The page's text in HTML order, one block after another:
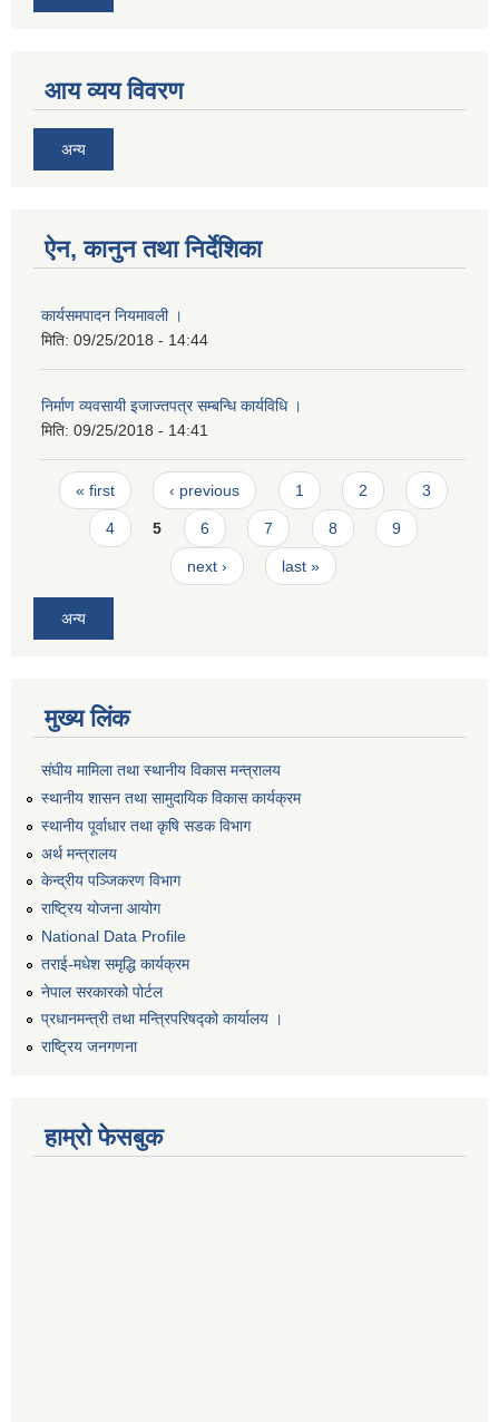
आय व्यय विवरण
अन्य
ऐन, कानुन तथा निर्देशिका
कार्यसमपादन नियमावली ।
मिति: 09/25/2018 - 14:44
निर्माण व्यवसायी इजाज्तपत्र सम्बन्धि कार्यविधि ।
मिति: 09/25/2018 - 14:41
Pages
« first ‹ previous 1 2 3
4 5 6 7 8 9
next › last »
अन्य
मुख्य लिंक
संघीय मामिला तथा स्थानीय विकास मन्त्रालय
स्थानीय शासन तथा सामुदायिक विकास कार्यक्रम
स्थानीय पूर्वाधार तथा कृषि सडक विभाग
अर्थ मन्त्रालय
केन्द्रीय पञ्जिकरण विभाग
राष्ट्रिय योजना आयोग
National Data Profile
तराई-मधेश समृद्धि कार्यक्रम
नेपाल सरकारको पोर्टल
प्रधानमन्त्री तथा मन्त्रिपरिषद्को कार्यालय ।
राष्ट्रिय जनगणना
हाम्रो फेसबुक